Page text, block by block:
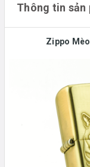
Thông tin sản
Zippo